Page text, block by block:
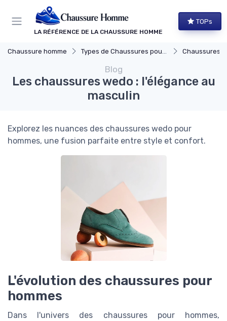
LA RÉFÉRENCE DE LA CHAUSSURE HOMME
TOPs
Chaussure homme Types de Chaussures pour Hommes Chaussures
Blog
Les chaussures wedo : l'élégance au
masculin
Explorez les nuances des chaussures wedo pour
hommes, une fusion parfaite entre style et confort.
L'évolution des chaussures pour
hommes
Dans l'univers des chaussures pour hommes,
Panneau de gestion des cookies